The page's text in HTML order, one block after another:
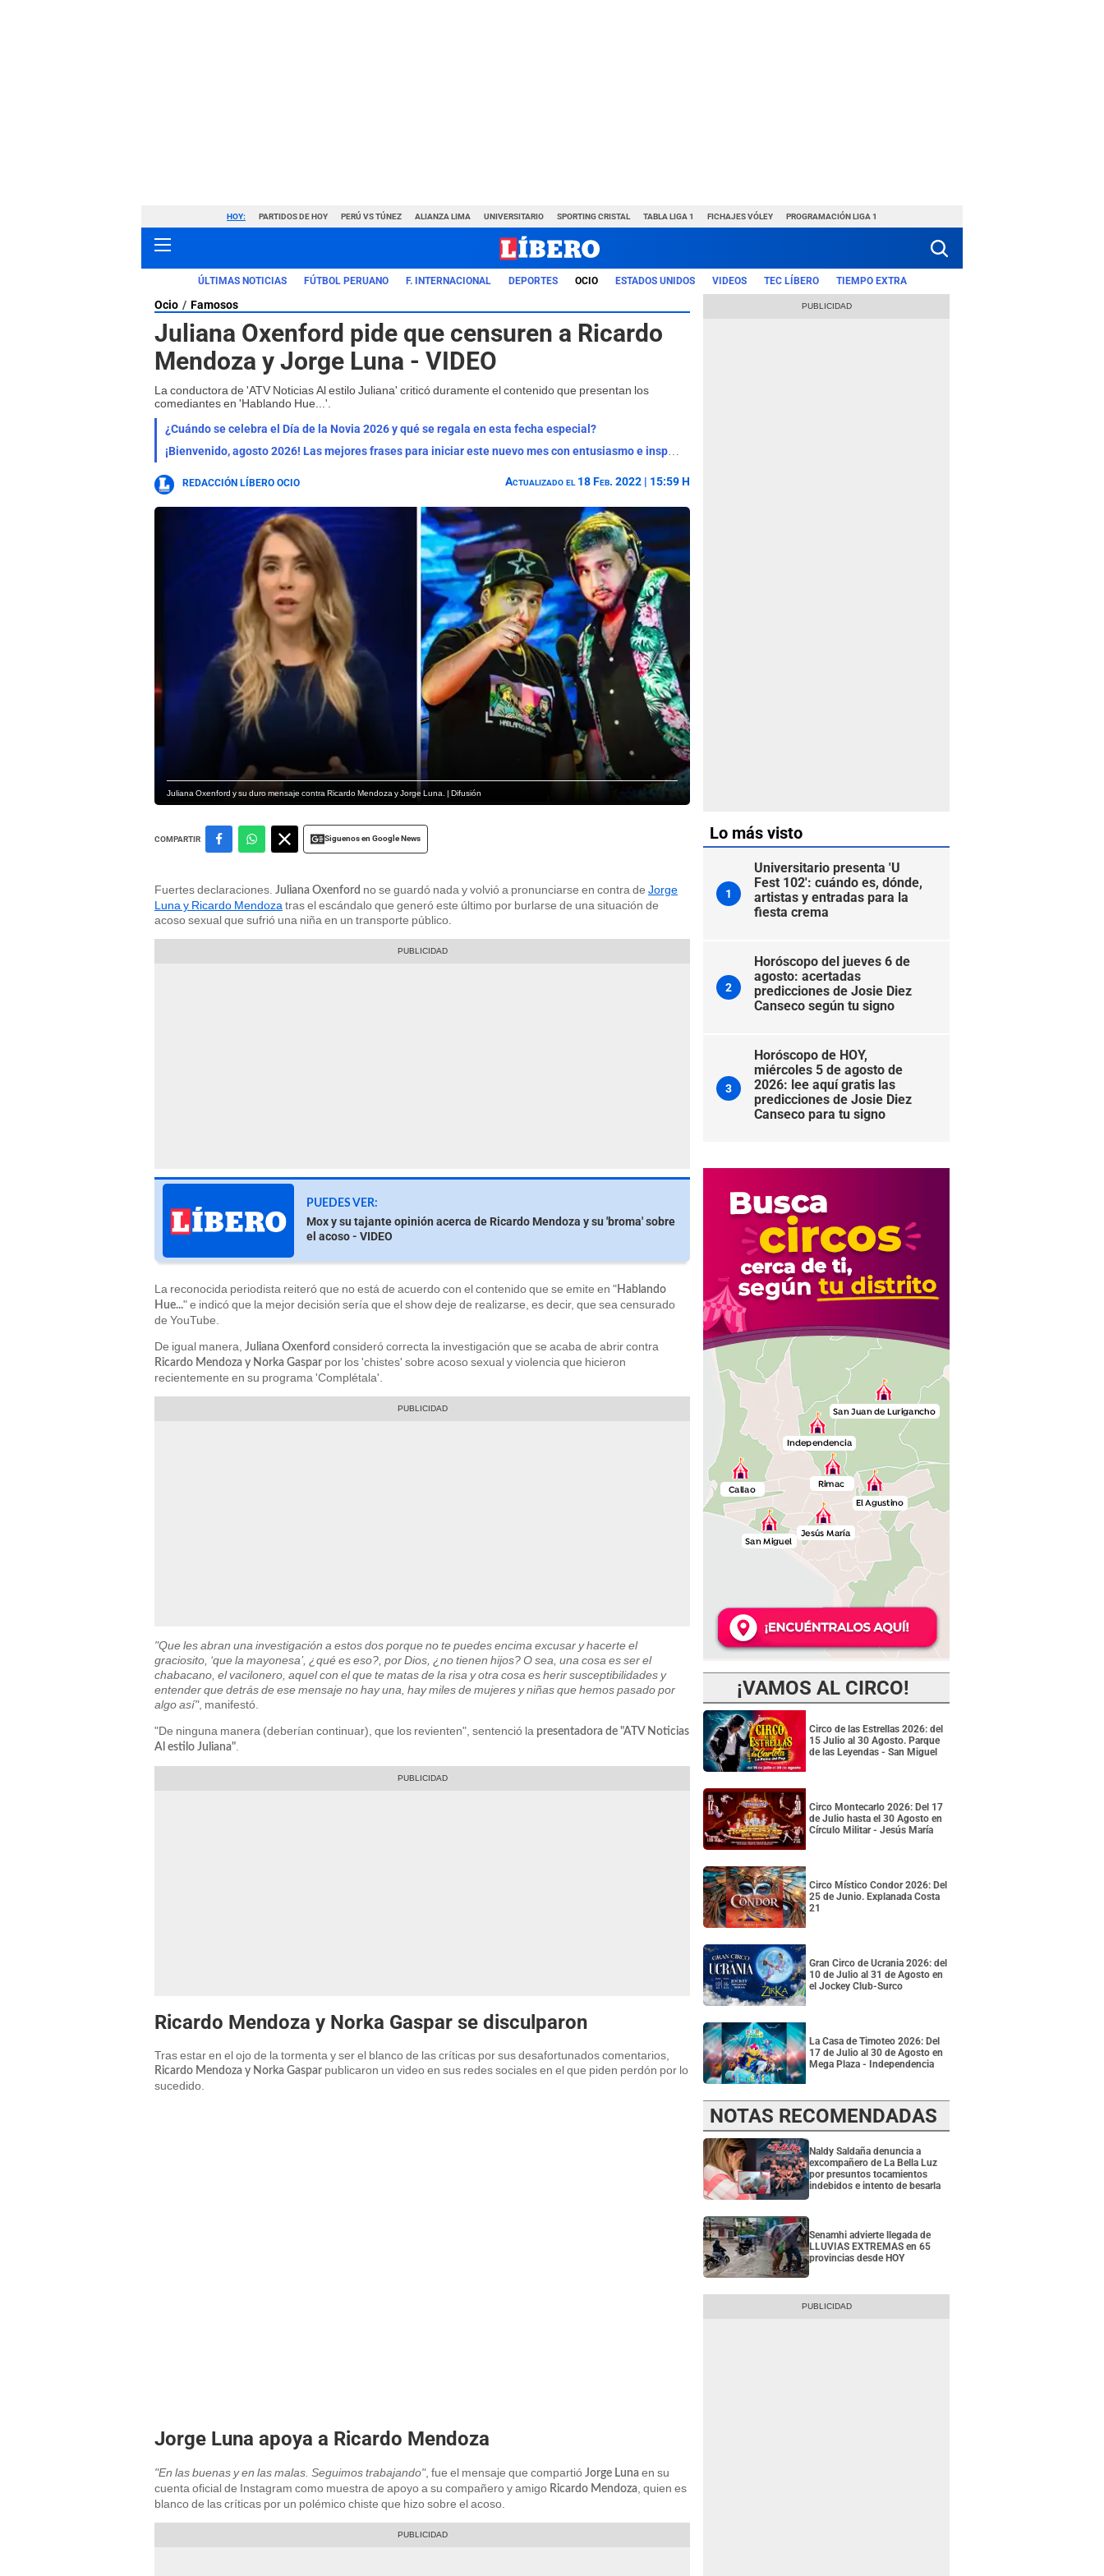
HOY: PARTIDOS DE HOY PERÚ VS TÚNEZ ALIANZA LIMA UNIVERSITARIO SPORTING CRISTAL TABLA LIGA 1 FICHAJES VÓLEY PROGRAMACIÓN LIGA 1
ÚLTIMAS NOTICIAS FÚTBOL PERUANO F. INTERNACIONAL DEPORTES OCIO ESTADOS UNIDOS VIDEOS TEC LÍBERO TIEMPO EXTRA
Ocio Famosos
Juliana Oxenford pide que censuren a Ricardo
Mendoza y Jorge Luna - VIDEO
La conductora de 'ATV Noticias Al estilo Juliana' criticó duramente el contenido que presentan los
comediantes en 'Hablando Hue...'.
¿Cuándo se celebra el Día de la Novia 2026 y qué se regala en esta fecha especial?
¡Bienvenido, agosto 2026! Las mejores frases para iniciar este nuevo mes con entusiasmo e inspiración
REDACCIÓN LÍBERO OCIO Actualizado el 18 Feb. 2022 | 15:59 H
Juliana Oxenford y su duro mensaje contra Ricardo Mendoza y Jorge Luna. | Difusión
COMPARTIR Siguenos en Google News
Fuertes declaraciones. Juliana Oxenford no se guardó nada y volvió a pronunciarse en contra de Jorge
Luna y Ricardo Mendoza tras el escándalo que generó este último por burlarse de una situación de
acoso sexual que sufrió una niña en un transporte público.
PUEDES VER:
Mox y su tajante opinión acerca de Ricardo Mendoza y su 'broma' sobre
el acoso - VIDEO
La reconocida periodista reiteró que no está de acuerdo con el contenido que se emite en " Hablando
Hue..." e indicó que la mejor decisión sería que el show deje de realizarse, es decir, que sea censurado
de YouTube.
De igual manera, Juliana Oxenford consideró correcta la investigación que se acaba de abrir contra
Ricardo Mendoza y Norka Gaspar por los 'chistes' sobre acoso sexual y violencia que hicieron
recientemente en su programa 'Complétala'.
"Que les abran una investigación a estos dos porque no te puedes encima excusar y hacerte el
graciosito, ‘que la mayonesa’, ¿qué es eso?, por Dios, ¿no tienen hijos? O sea, una cosa es ser el
chabacano, el vacilonero, aquel con el que te matas de la risa y otra cosa es herir susceptibilidades y
entender que detrás de ese mensaje no hay una, hay miles de mujeres y niñas que hemos pasado por
algo así", manifestó.
"De ninguna manera (deberían continuar), que los revienten", sentenció la presentadora de "ATV Noticias
Al estilo Juliana"
Ricardo Mendoza y Norka Gaspar se disculparon
Tras estar en el ojo de la tormenta y ser el blanco de las críticas por sus desafortunados comentarios,
Ricardo Mendoza y Norka Gaspar publicaron un video en sus redes sociales en el que piden perdón por lo
sucedido.
Jorge Luna apoya a Ricardo Mendoza
"En las buenas y en las malas. Seguimos trabajando", fue el mensaje que compartió Jorge Luna en su
cuenta oficial de Instagram como muestra de apoyo a su compañero y amigo Ricardo Mendoza, quien es
blanco de las críticas por un polémico chiste que hizo sobre el acoso.
Lo más visto
1
Universitario presenta 'U
Fest 102': cuándo es, dónde,
artistas y entradas para la
fiesta crema
2
Horóscopo del jueves 6 de
agosto: acertadas
predicciones de Josie Diez
Canseco según tu signo
3
Horóscopo de HOY,
miércoles 5 de agosto de
2026: lee aquí gratis las
predicciones de Josie Diez
Canseco para tu signo
¡VAMOS AL CIRCO!
Circo de las Estrellas 2026: del
15 Julio al 30 Agosto. Parque
de las Leyendas - San Miguel
Circo Montecarlo 2026: Del 17
de Julio hasta el 30 Agosto en
Círculo Militar - Jesús María
Circo Místico Condor 2026: Del
25 de Junio. Explanada Costa
21
Gran Circo de Ucrania 2026: del
10 de Julio al 31 de Agosto en
el Jockey Club-Surco
La Casa de Timoteo 2026: Del
17 de Julio al 30 de Agosto en
Mega Plaza - Independencia
NOTAS RECOMENDADAS
Naldy Saldaña denuncia a
excompañero de La Bella Luz
por presuntos tocamientos
indebidos e intento de besarla
Senamhi advierte llegada de
LLUVIAS EXTREMAS en 65
provincias desde HOY